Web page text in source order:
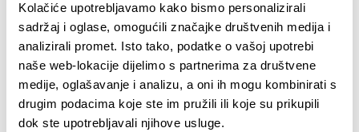
Kolačiće upotrebljavamo kako bismo personalizirali
sadržaj i oglase, omogućili značajke društvenih medija i
analizirali promet. Isto tako, podatke o vašoj upotrebi
naše web-lokacije dijelimo s partnerima za društvene
medije, oglašavanje i analizu, a oni ih mogu kombinirati s
drugim podacima koje ste im pružili ili koje su prikupili
dok ste upotrebljavali njihove usluge.